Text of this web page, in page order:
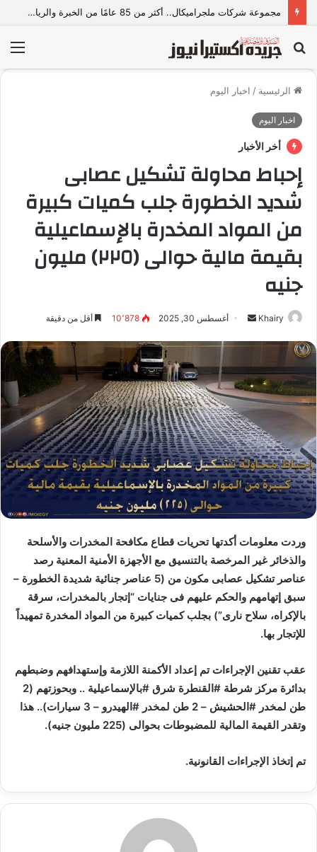
مجموعة شركات ملجراميكال.. أكثر من 85 عامًا من الخبرة والريادة في صناعة وتجارة الموازين
بحث
عن
الرئيسية / اخبار اليوم
اخبار اليوم
أخر الأخبار
إحباط محاولة تشكيل عصابى
شديد الخطورة جلب كميات كبيرة
من المواد المخدرة بالإسماعيلية
بقيمة مالية حوالى (٢٢٥) مليون
جنيه
Khairy
ل
ب
ر
ي
د
ا
إ
ل
ت
ر
و
أغسطس 30, 2025 10٬878 أقل من دقيقة
وردت معلومات أكدتها تحريات قطاع مكافحة المخدرات والأسلحة
والذخائر غير المرخصة بالتنسيق مع الأجهزة الأمنية المعنية رصد
عناصر تشكيل عصابى مكون من (5 عناصر جنائية شديدة الخطورة –
سبق إتهامهم والحكم عليهم فى جنايات “إتجار بالمخدرات، سرقة
بالإكراه، سلاح نارى”) بجلب كميات كبيرة من المواد المخدرة تمهيداً
للإتجار بها.
عقب تقنين الإجراءات تم إعداد الأكمنة اللازمة وإستهدافهم وضبطهم
بدائرة مركز شرطة #القنطرة شرق #بالإسماعيلية .. وبحوزتهم (2
طن لمخدر #الحشيش – 2 طن لمخدر #الهيدرو – 3 سيارات).. هذا
وتقدر القيمة المالية للمضبوطات بحوالى (225 مليون جنيه).
تم إتخاذ الإجراءات القانونية.